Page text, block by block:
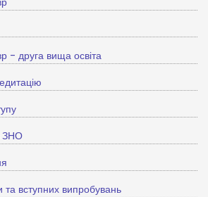
- друга вища освіта
ЗНО
та вступних випробувань